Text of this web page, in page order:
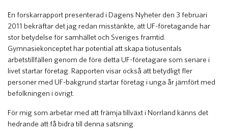
En forskarrapport presenterad i Dagens Nyheter den 3 februari
2011 bekräftar det jag redan misstänkte, att UF-företagande har
stor betydelse för samhället och Sveriges framtid.
Gymnasiekonceptet har potential att skapa tiotusentals
arbetstillfällen genom de före detta UF-företagare som senare i
livet startar företag. Rapporten visar också att betydligt fler
personer med UF-bakgrund startar företag i unga år jämfört med
befolkningen i övrigt.
För mig som arbetar med att främja tillväxt i Norrland känns det
hedrande att få bidra till denna satsning.